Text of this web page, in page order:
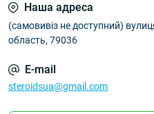
Наша адреса
(самовивіз не доступний)
область, 79036
E-mail
steroidsua@gmail.com